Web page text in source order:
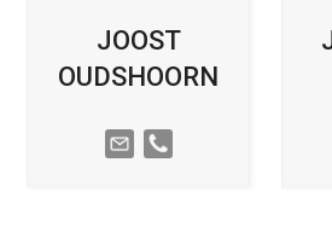
JOOST
OUDSHOORN